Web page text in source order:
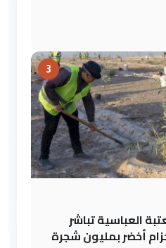
3
العتبة العباسية تباشر
أخضر بمليون شجرة